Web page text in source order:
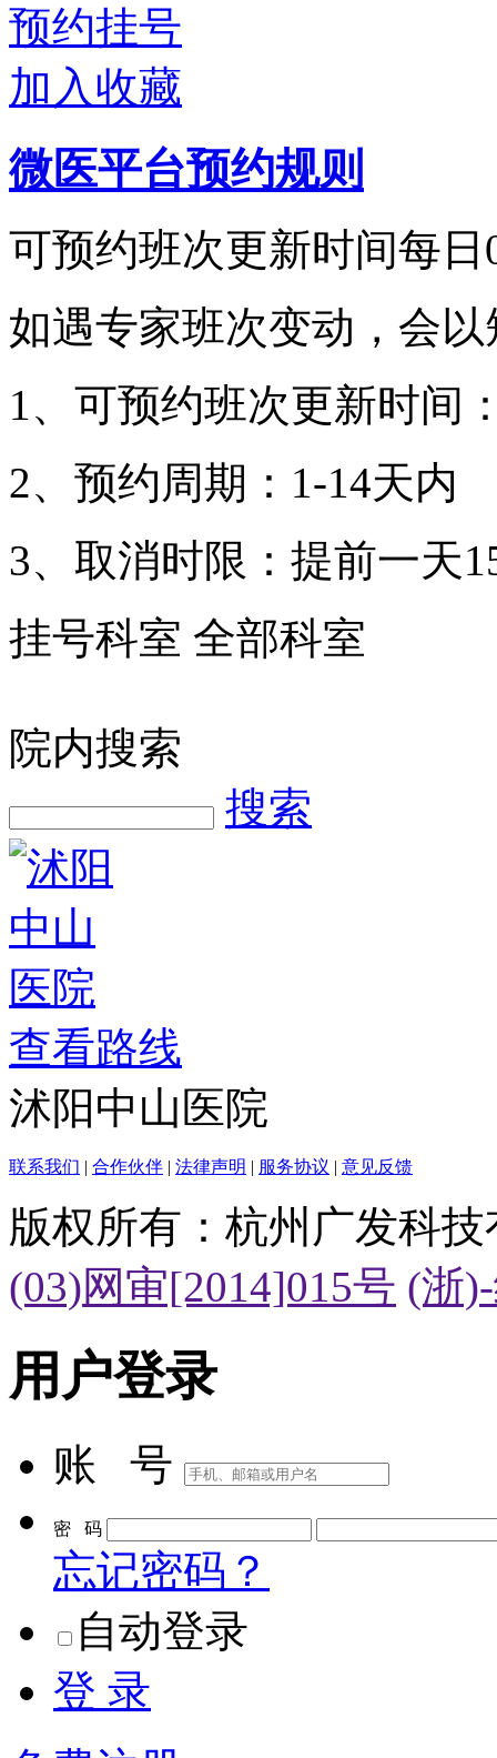
预约挂号
加入收藏
微医平台预约规则
可预约班次更新时间每日
如遇专家班次变动，会
1、可预约班次更新时间
2、预约周期：1-14天内
3、取消时限：提前一天
挂号科室 全部科室
院内搜索
搜索
查看路线
沭阳中山医院
联系我们 | 合作伙伴 | 法律声明 | 服务协议 | 意见反馈
版权所有：杭州广发科
(03)网审[2014]015号 (浙
用户登录
账 号
密 码
忘记密码？
自动登录
登 录